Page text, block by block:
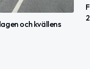
och kvällens